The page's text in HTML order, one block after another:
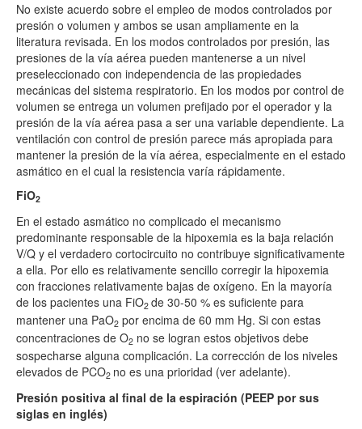
No existe acuerdo sobre el empleo de modos controlados por
presión o volumen y ambos se usan ampliamente en la
literatura revisada. En los modos controlados por presión, las
presiones de la vía aérea pueden mantenerse a un nivel
preseleccionado con independencia de las propiedades
mecánicas del sistema respiratorio. En los modos por control de
volumen se entrega un volumen prefijado por el operador y la
presión de la vía aérea pasa a ser una variable dependiente. La
ventilación con control de presión parece más apropiada para
mantener la presión de la vía aérea, especialmente en el estado
asmático en el cual la resistencia varía rápidamente.
FiO2
En el estado asmático no complicado el mecanismo
predominante responsable de la hipoxemia es la baja relación
V/Q y el verdadero cortocircuito no contribuye significativamente
a ella. Por ello es relativamente sencillo corregir la hipoxemia
con fracciones relativamente bajas de oxígeno. En la mayoría
de los pacientes una FiO2 de 30-50 % es suficiente para
mantener una PaO2 por encima de 60 mm Hg. Si con estas
concentraciones de O2 no se logran estos objetivos debe
sospecharse alguna complicación. La corrección de los niveles
elevados de PCO2 no es una prioridad (ver adelante).
Presión positiva al final de la espiración (PEEP por sus
siglas en inglés)